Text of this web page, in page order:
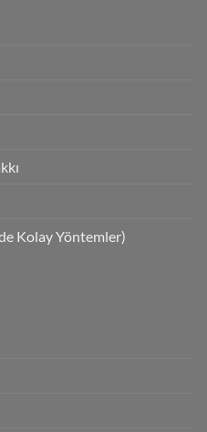
Kolay Yöntemler)